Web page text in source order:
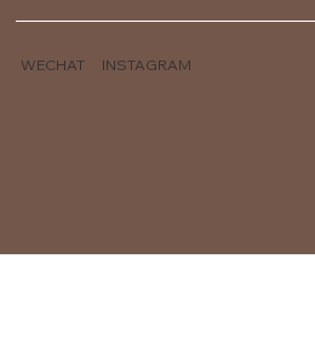
WECHAT INSTAGRAM